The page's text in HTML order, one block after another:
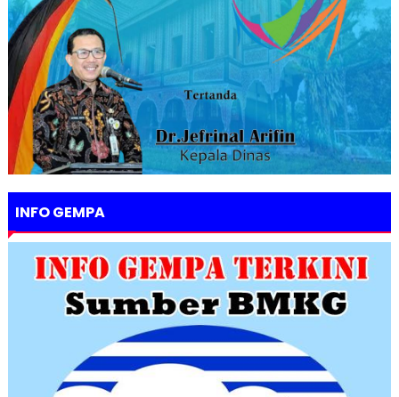
INFO GEMPA